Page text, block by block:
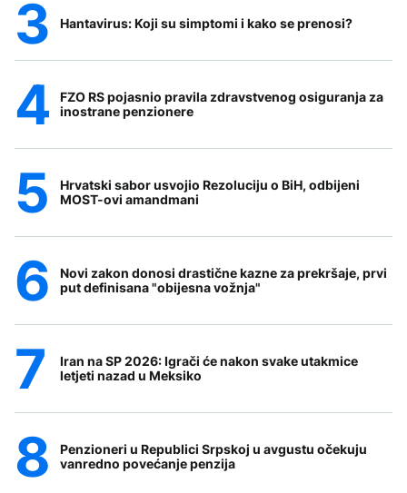
Hantavirus: Koji su simptomi i kako se prenosi?
FZO RS pojasnio pravila zdravstvenog osiguranja za
inostrane penzionere
Hrvatski sabor usvojio Rezoluciju o BiH, odbijeni
MOST-ovi amandmani
Novi zakon donosi drastične kazne za prekršaje, prvi
put definisana "obijesna vožnja"
Iran na SP 2026: Igrači će nakon svake utakmice
letjeti nazad u Meksiko
Penzioneri u Republici Srpskoj u avgustu očekuju
vanredno povećanje penzija